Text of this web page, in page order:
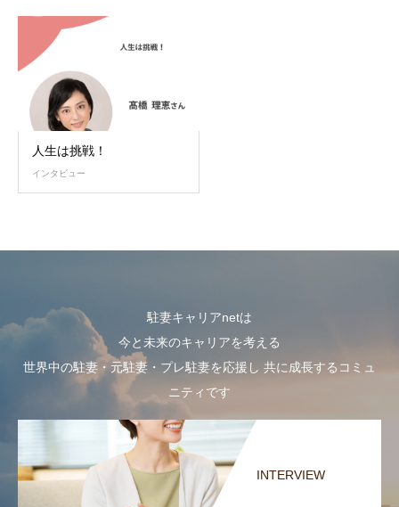
人生は挑戦！
インタビュー
駐妻キャリアnetは
今と未来のキャリアを考える
世界中の駐妻・元駐妻・プレ駐妻を応援し 共に成長するコミュ
ニティです
INTERVIEW